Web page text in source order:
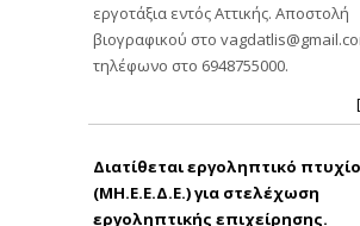
εργοτάξια εντός Αττικής. Αποστολή
βιογραφικού στο
τηλέφωνο στο 6948755000.
Διατίθεται εργοληπτικό
(ΜΗ.Ε.Ε.Δ.Ε.) για στελέχωση
εργοληπτικής επιχείρησης.